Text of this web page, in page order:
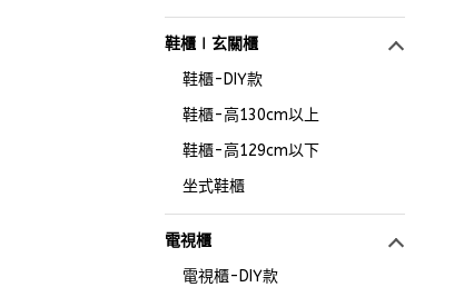
鞋櫃∣玄關櫃
鞋櫃-DIY款
鞋櫃-高130cm以上
鞋櫃-高129cm以下
坐式鞋櫃
電視櫃
電視櫃-DIY款